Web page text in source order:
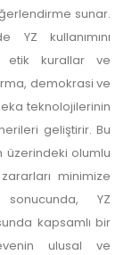
sunar.
YZ kullanımını
etik kurallar ve
demokrasi ve
teknolojilerinin
geliştirir. Bu
üzerindeki olumlu
minimize
sonucunda, YZ
kapsamlı bir
ulusal ve